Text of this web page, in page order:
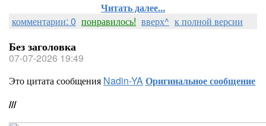
Читать далее...
комментарии: 0 понравилось! вверх^ к полной версии
Без заголовка
07-07-2026 19:49
Это цитата сообщения Nadin-YAОригинальное сообщение
///